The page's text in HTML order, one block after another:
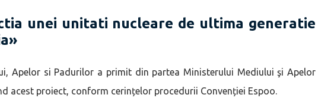
unei unitati nucleare de ultima generatie
Apelor si Padurilor a primit din partea Ministerului Mediului şi Apelor
acest proiect, conform cerințelor procedurii Convenției Espoo.